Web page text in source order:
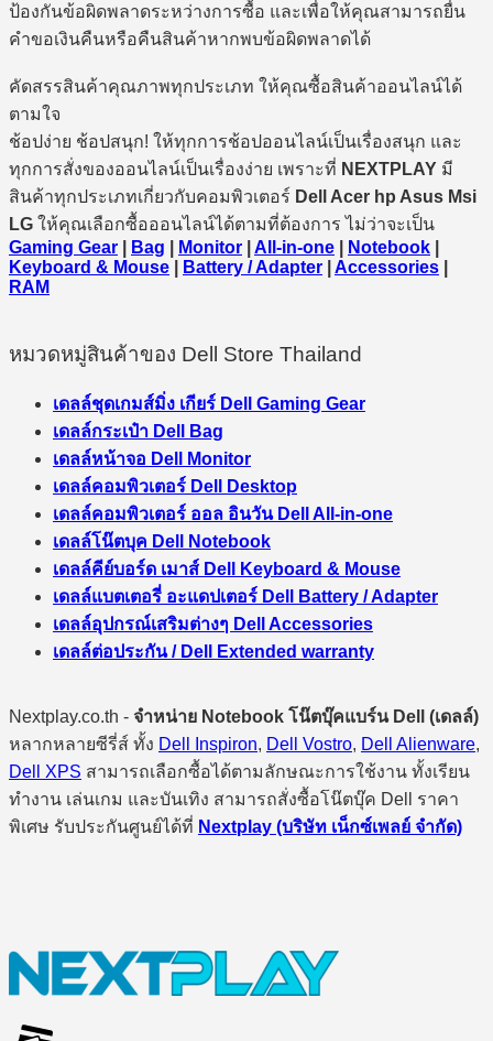
ป้องกันข้อผิดพลาดระหว่างการซื้อ และเพื่อให้คุณสามารถยื่น
คำขอเงินคืนหรือคืนสินค้าหากพบข้อผิดพลาดได้
คัดสรรสินค้าคุณภาพทุกประเภท ให้คุณซื้อสินค้าออนไลน์ได้
ตามใจ
ช้อปง่าย ช้อปสนุก! ให้ทุกการช้อปออนไลน์เป็นเรื่องสนุก และ
ทุกการสั่งของออนไลน์เป็นเรื่องง่าย เพราะที่ NEXTPLAY มี
สินค้าทุกประเภทเกี่ยวกับคอมพิวเตอร์ Dell Acer hp Asus Msi
LG ให้คุณเลือกซื้อออนไลน์ได้ตามที่ต้องการ ไม่ว่าจะเป็น
Gaming Gear
Bag Monitor All-in-one Notebook
Keyboard & Mouse
Battery / Adapter Accessories
RAM
หมวดหมู่สินค้าของ Dell Store Thailand
เดลล์ชุดเกมส์มิ่ง เกียร์ Dell Gaming Gear
เดลล์กระเป๋า Dell Bag
เดลล์หน้าจอ Dell Monitor
เดลล์คอมพิวเตอร์ Dell Desktop
เดลล์คอมพิวเตอร์ ออล อินวัน Dell All-in-one
เดลล์โน๊ตบุค Dell Notebook
เดลล์คีย์บอร์ด เมาส์ Dell Keyboard & Mouse
เดลล์แบตเตอรี่ อะแดปเตอร์ Dell Battery / Adapter
เดลล์อุปกรณ์เสริมต่างๆ Dell Accessories
เดลล์ต่อประกัน / Dell Extended warranty
Nextplay.co.th - จำหน่าย Notebook โน๊ตบุ๊คแบร์น Dell (เดลล์)
หลากหลายซีรี่ส์ ทั้ง Dell Inspiron, Dell Vostro, Dell Alienware,
Dell XPS สามารถเลือกซื้อได้ตามลักษณะการใช้งาน ทั้งเรียน
ทำงาน เล่นเกม และบันเทิง สามารถสั่งซื้อโน๊ตบุ๊ค Dell ราคา
พิเศษ รับประกันศูนย์ได้ที่ Nextplay (บริษัท เน็กซ์เพลย์ จำกัด)